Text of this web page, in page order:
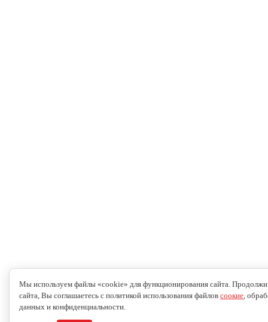
Мы используем файлы «cookie» для функционирования сайта.
сайта, Вы соглашаетесь с политикой использования файлов соокие,
данных и конфиденциальности.